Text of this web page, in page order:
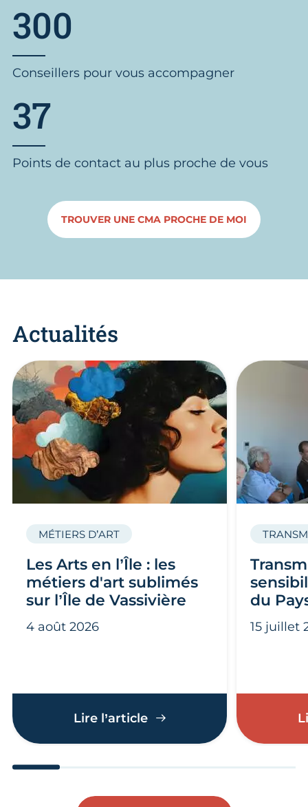
300
Conseillers pour vous accompagner
37
Points de contact au plus proche de vous
TROUVER UNE CMA PROCHE DE MOI
Actualités
Les Arts en l’Île : les
métiers d'art sublimés
sur l’Île de Vassivière
MÉTIERS D’ART
4 août 2026
Lire l’articleLes Arts en l’Île : les
du
15 juillet